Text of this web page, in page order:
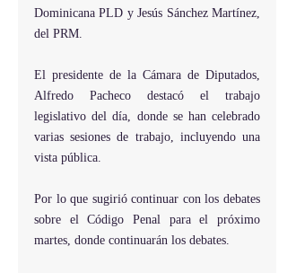
Dominicana PLD y Jesús Sánchez Martínez,
del PRM.
El presidente de la Cámara de Diputados,
Alfredo Pacheco destacó el trabajo
legislativo del día, donde se han celebrado
varias sesiones de trabajo, incluyendo una
vista pública.
Por lo que sugirió continuar con los debates
sobre el Código Penal para el próximo
martes, donde continuarán los debates.